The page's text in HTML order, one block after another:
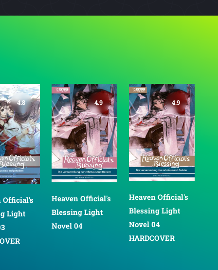
Official's
Light
04
Heaven Official's
Blessing Light
Novel 04
Heaven Official's
Blessing Light
Novel 05